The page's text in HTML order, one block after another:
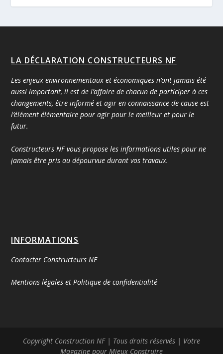
LA DÉCLARATION CONSTRUCTEURS NF
Les enjeux environnementaux et économiques n’ont jamais été
aussi important, il est de l’affaire de chacun de participer à ces
changements, être informé et agir en connaissance de cause est
l’élément élémentaire pour agir pour le meilleur et pour le
futur.
Constructeurs NF vous propose les informations utiles pour ne
jamais être pris au dépourvue durant vos travaux.
INFORMATIONS
Contacter Constructeurs NF
Mentions légales et Politique de confidentialité
Copyright Construction NF | Tous droits réservés | Votre
Magazine pour Mieux Construire